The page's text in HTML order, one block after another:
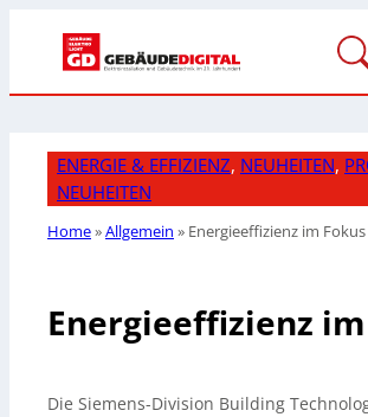
ENERGIE & EFFIZIENZ, NEUHEITEN,
NEUHEITEN
Home»Allgemein » Energieeffizienz im Fokus
Energieeffizienz
Die Siemens-Division Building